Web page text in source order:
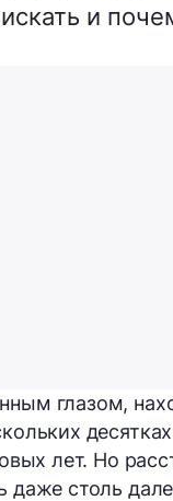
и
глазом,
лет. Но
столь